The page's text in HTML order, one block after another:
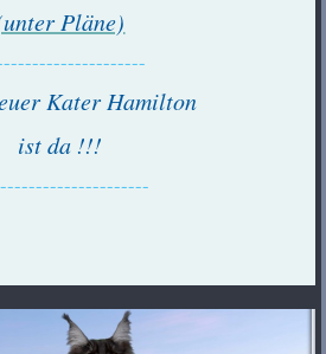
Pläne)
Kater Hamilton
ist da !!!